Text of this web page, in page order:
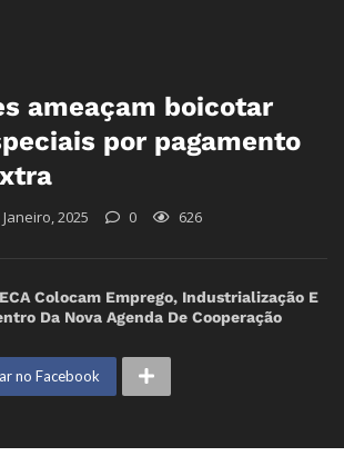
ameaçam boicotar
por pagamento
2025 0 626
Colocam Emprego, Industrialização E
Da Nova Agenda De Cooperação
no Facebook